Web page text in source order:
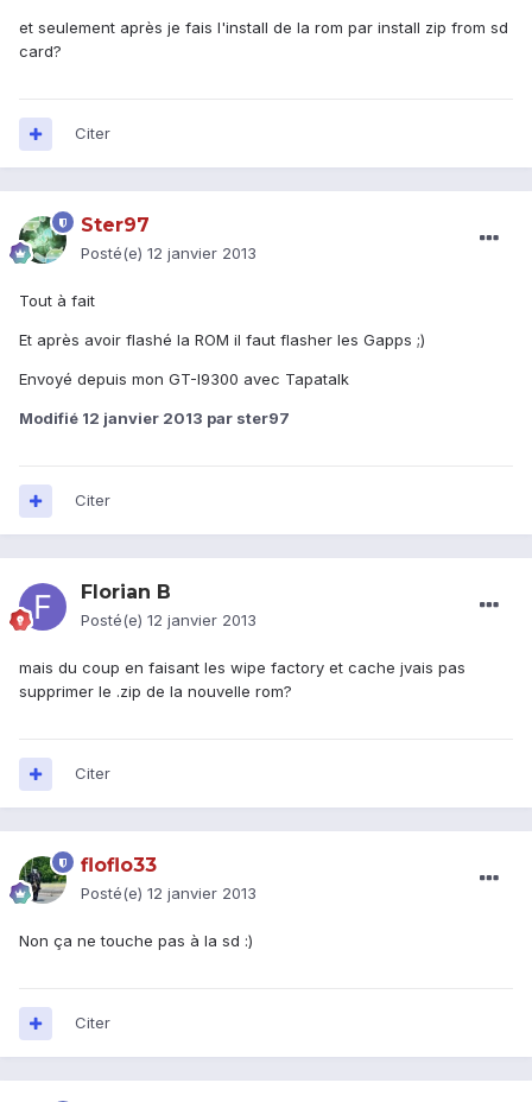
et seulement après je fais l'install de la rom par install zip from sd
card?
Citer
Ster97
Posté(e) 12 janvier 2013
Tout à fait
Et après avoir flashé la ROM il faut flasher les Gapps ;)
Envoyé depuis mon GT-I9300 avec Tapatalk
Modifié 12 janvier 2013 par ster97
Citer
Florian B
Posté(e) 12 janvier 2013
mais du coup en faisant les wipe factory et cache jvais pas
supprimer le .zip de la nouvelle rom?
Citer
floflo33
Posté(e) 12 janvier 2013
Non ça ne touche pas à la sd :)
Citer